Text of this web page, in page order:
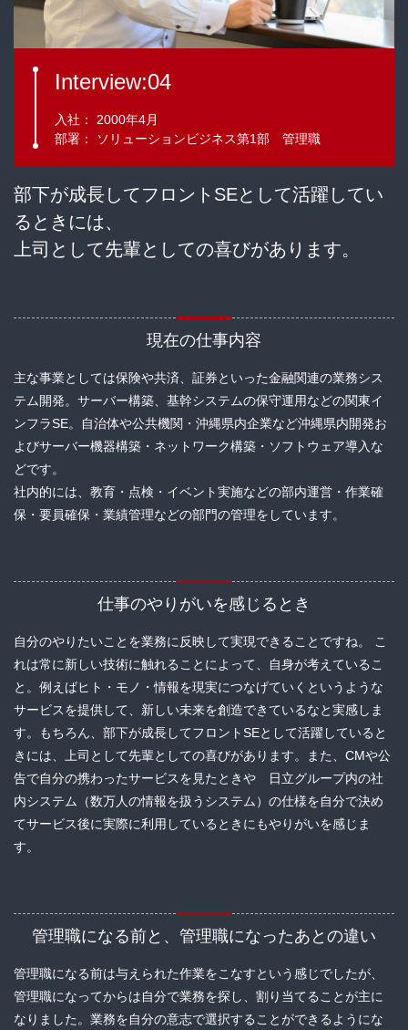
Interview:04
入社： 2000年4月
部署： ソリューションビジネス第1部 管理職
部下が成長してフロントSEとして活躍してい
るときには、
上司として先輩としての喜びがあります。
現在の仕事内容
主な事業としては保険や共済、証券といった金融関連の業務シス
テム開発。サーバー構築、基幹システムの保守運用などの関東イ
ンフラSE。自治体や公共機関・沖縄県内企業など沖縄県内開発お
よびサーバー機器構築・ネットワーク構築・ソフトウェア導入な
どです。
社内的には、教育・点検・イベント実施などの部内運営・作業確
保・要員確保・業績管理などの部門の管理をしています。
仕事のやりがいを感じるとき
自分のやりたいことを業務に反映して実現できることですね。 こ
れは常に新しい技術に触れることによって、自身が考えているこ
と。例えばヒト・モノ・情報を現実につなげていくというような
サービスを提供して、新しい未来を創造できているなと実感しま
す。もちろん、部下が成長してフロントSEとして活躍していると
きには、上司として先輩としての喜びがあります。また、CMや公
告で自分の携わったサービスを見たときや 日立グループ内の社
内システム（数万人の情報を扱うシステム）の仕様を自分で決め
てサービス後に実際に利用しているときにもやりがいを感じま
す。
管理職になる前と、管理職になったあとの違い
管理職になる前は与えられた作業をこなすという感じでしたが、
管理職になってからは自分で業務を探し、割り当てることが主に
なりました。業務を自分の意志で選択することができるようにな